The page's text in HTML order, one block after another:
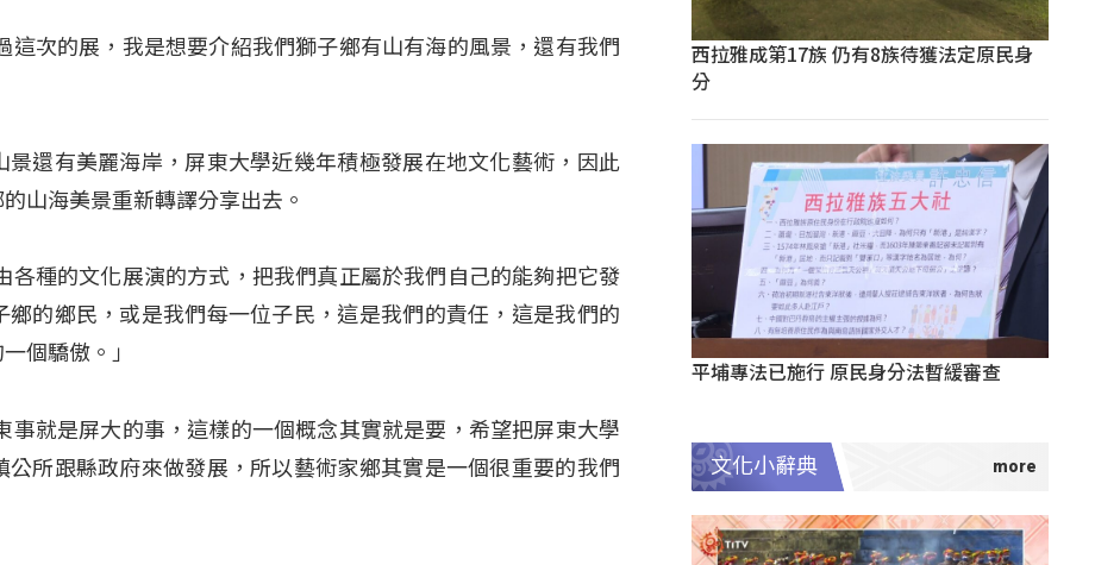
這次的展，我是想要介紹我們獅子鄉有山有海的風景，還有我們
還有美麗海岸，屏東大學近幾年積極發展在地文化藝術，因此
山海美景重新轉譯分享出去。
各種的文化展演的方式，把我們真正屬於我們自己的能夠把它發
的鄉民，或是我們每一位子民，這是我們的責任，這是我們的
個驕傲。」
事就是屏大的事，這樣的一個概念其實就是要，希望把屏東大學
所跟縣政府來做發展，所以藝術家鄉其實是一個很重要的我們
西拉雅成第17族 仍有8族待獲法定原民身
分
平埔專法已施行 原民身分法暫緩審查
文化小辭典